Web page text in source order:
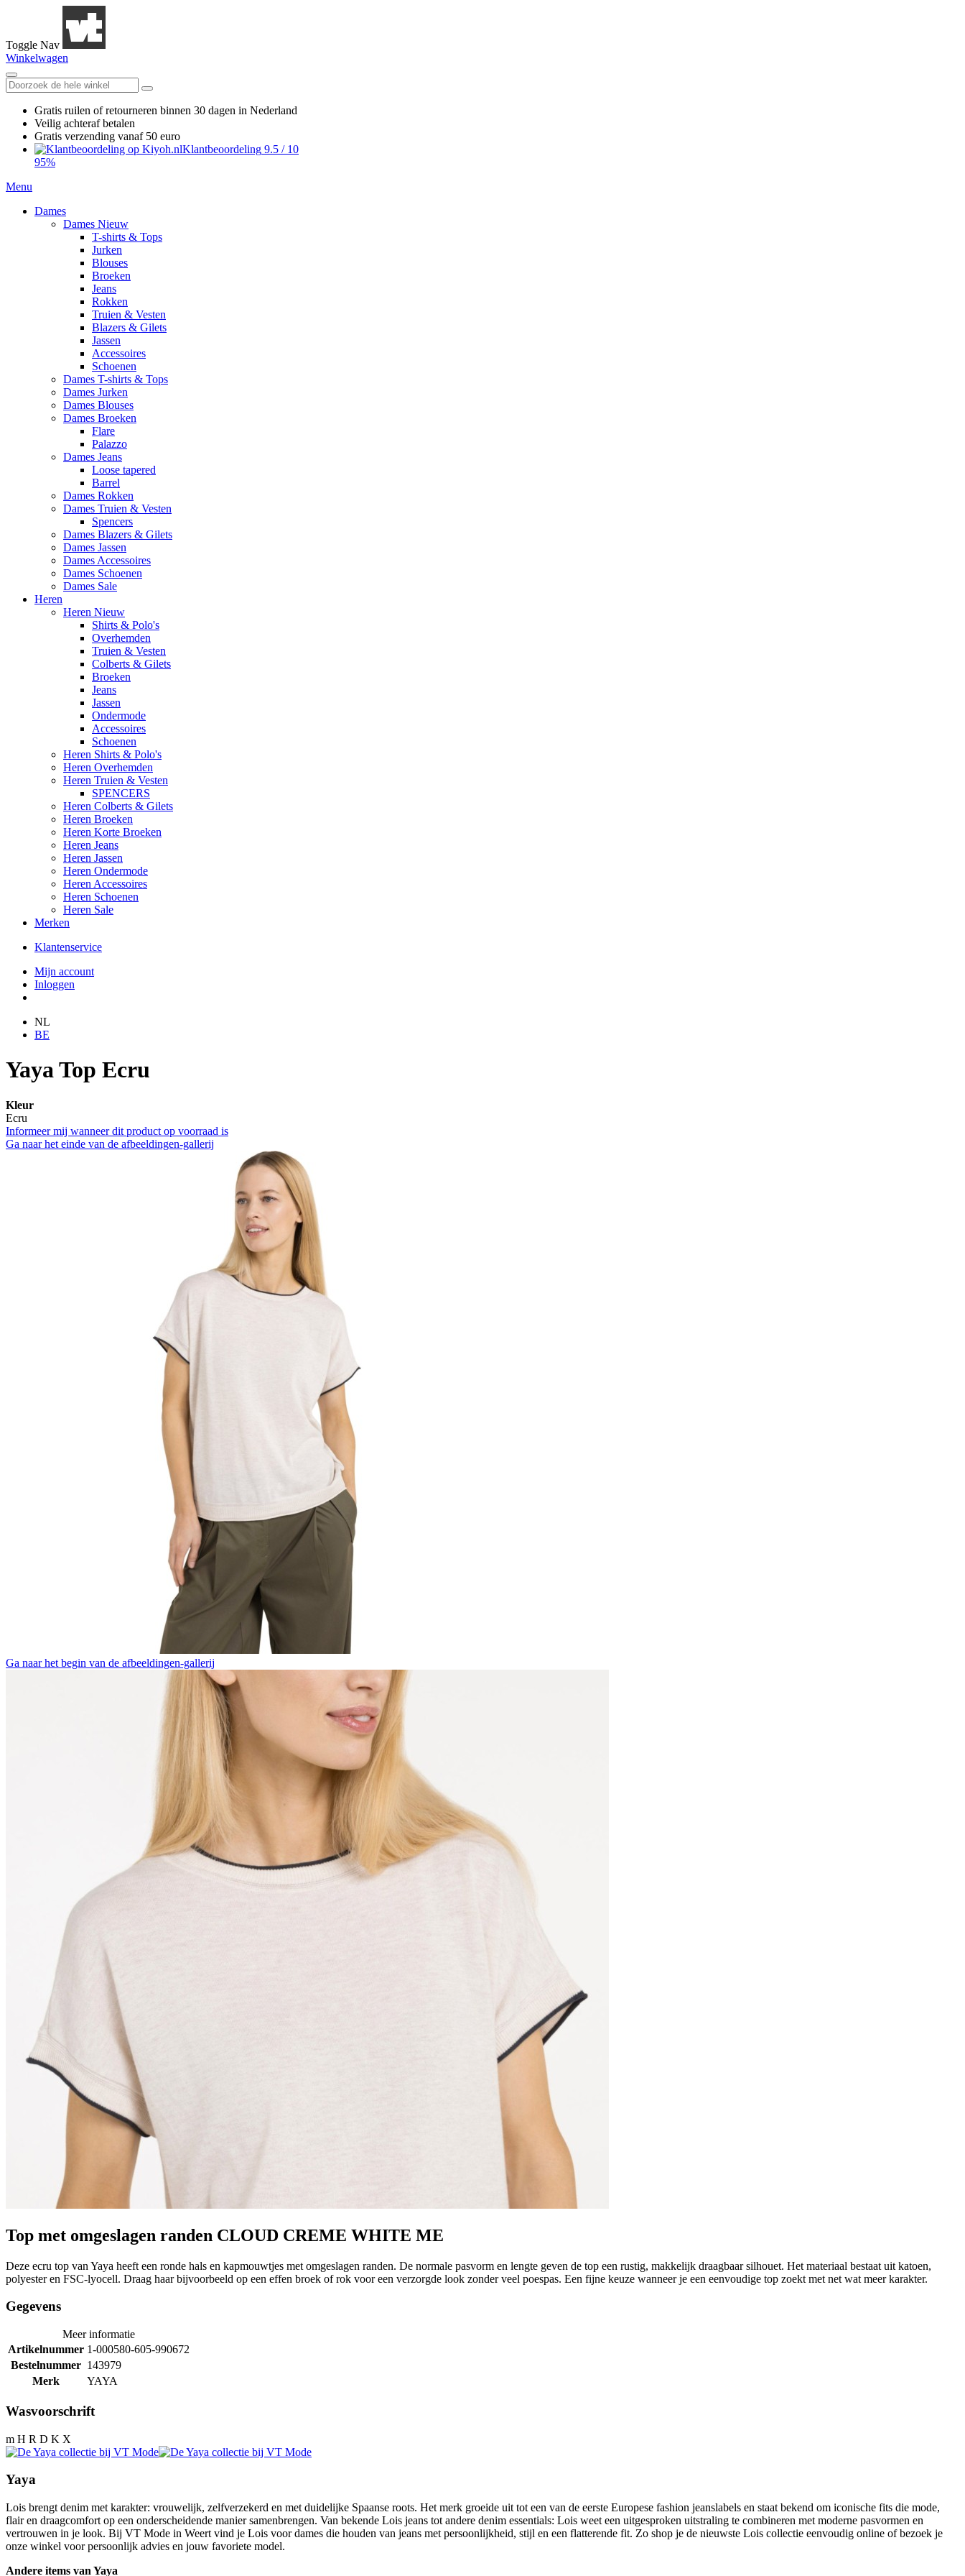
Toggle Nav
Winkelwagen
Gratis ruilen of retourneren binnen 30 dagen in Nederland
Veilig achteraf betalen
Gratis verzending vanaf 50 euro
Klantbeoordeling 9.5 / 10
95%
Menu
Dames
Dames Nieuw
T-shirts & Tops
Jurken
Blouses
Broeken
Jeans
Rokken
Truien & Vesten
Blazers & Gilets
Jassen
Accessoires
Schoenen
Dames T-shirts & Tops
Dames Jurken
Dames Blouses
Dames Broeken
Flare
Palazzo
Dames Jeans
Loose tapered
Barrel
Dames Rokken
Dames Truien & Vesten
Spencers
Dames Blazers & Gilets
Dames Jassen
Dames Accessoires
Dames Schoenen
Dames Sale
Heren
Heren Nieuw
Shirts & Polo's
Overhemden
Truien & Vesten
Colberts & Gilets
Broeken
Jeans
Jassen
Ondermode
Accessoires
Schoenen
Heren Shirts & Polo's
Heren Overhemden
Heren Truien & Vesten
SPENCERS
Heren Colberts & Gilets
Heren Broeken
Heren Korte Broeken
Heren Jeans
Heren Jassen
Heren Ondermode
Heren Accessoires
Heren Schoenen
Heren Sale
Merken
Klantenservice
Mijn account
Inloggen
NL
BE
Yaya Top Ecru
Kleur
Ecru
Informeer mij wanneer dit product op voorraad is
Ga naar het einde van de afbeeldingen-gallerij
Ga naar het begin van de afbeeldingen-gallerij
Top met omgeslagen randen CLOUD CREME WHITE ME
Deze ecru top van Yaya heeft een ronde hals en kapmouwtjes met omgeslagen randen. De normale pasvorm en lengte geven de top een rustig, makkelijk draagbaar silhouet. Het materiaal bestaat uit katoen,
polyester en FSC-lyocell. Draag haar bijvoorbeeld op een effen broek of rok voor een verzorgde look zonder veel poespas. Een fijne keuze wanneer je een eenvoudige top zoekt met net wat meer karakter.
Gegevens
Meer informatie
Artikelnummer 1-000580-605-990672
Bestelnummer 143979
Merk
YAYA
Wasvoorschrift
m H R D K X
Yaya
Lois brengt denim met karakter: vrouwelijk, zelfverzekerd en met duidelijke Spaanse roots. Het merk groeide uit tot een van de eerste Europese fashion jeanslabels en staat bekend om iconische fits die mode,
flair en draagcomfort op een onderscheidende manier samenbrengen. Van bekende Lois jeans tot andere denim essentials: Lois weet een uitgesproken uitstraling te combineren met moderne pasvormen en
vertrouwen in je look. Bij VT Mode in Weert vind je Lois voor dames die houden van jeans met persoonlijkheid, stijl en een flatterende fit. Zo shop je de nieuwste Lois collectie eenvoudig online of bezoek je
onze winkel voor persoonlijk advies en jouw favoriete model.
Andere items van Yaya